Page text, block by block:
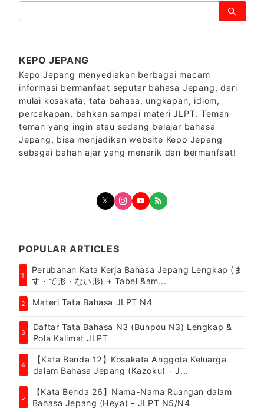
索：
KEPO JEPANG
Kepo Jepang menyediakan berbagai macam
informasi bermanfaat seputar bahasa Jepang, dari
mulai kosakata, tata bahasa, ungkapan, idiom,
percakapan, bahkan sampai materi JLPT. Teman-
teman yang ingin atau sedang belajar bahasa
Jepang, bisa menjadikan website Kepo Jepang
sebagai bahan ajar yang menarik dan bermanfaat!
POPULAR ARTICLES
1
Perubahan Kata Kerja Bahasa Jepang Lengkap (ま
す・て形・ない形) + Tabel &am...
2 Materi Tata Bahasa JLPT N4
3
Daftar Tata Bahasa N3 (Bunpou N3) Lengkap &
Pola Kalimat JLPT
4
【Kata Benda 12】Kosakata Anggota Keluarga
dalam Bahasa Jepang (Kazoku) - J...
5
【Kata Benda 26】Nama-Nama Ruangan dalam
Bahasa Jepang (Heya) - JLPT N5/N4